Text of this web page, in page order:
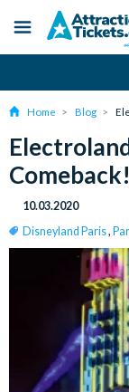
content
Menu
Home Blog
Comeback!
10.03.2020
Disneyland Paris,